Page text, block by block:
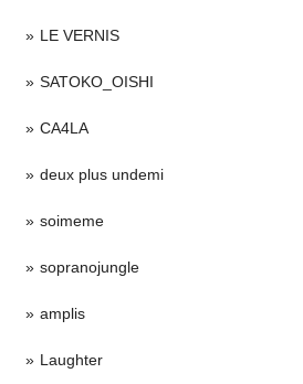
LE VERNIS
SATOKO_OISHI
CA4LA
deux plus undemi
soimeme
sopranojungle
amplis
Laughter